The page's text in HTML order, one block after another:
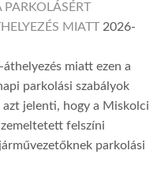
MIATT 2026-
miatt ezen a
parkolási szabályok
azt jelenti, hogy a Miskolci
felszíni
parkolási